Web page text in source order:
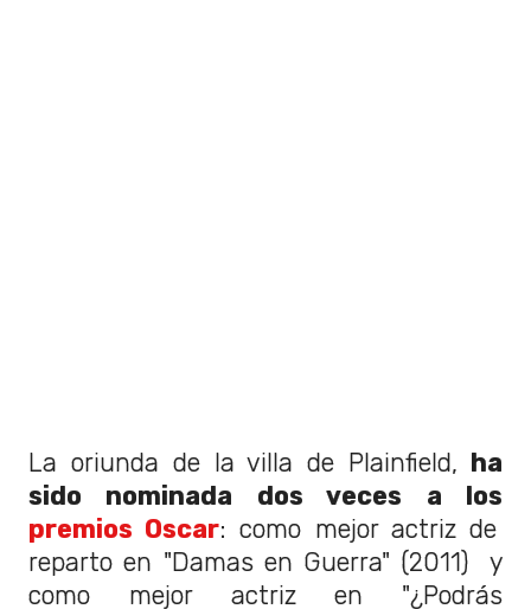
La oriunda de la villa de Plainfield, ha
sido nominada dos veces a los
premios Oscar: como mejor actriz de
reparto en "Damas en Guerra" (2011) y
como mejor actriz en "¿Podrás